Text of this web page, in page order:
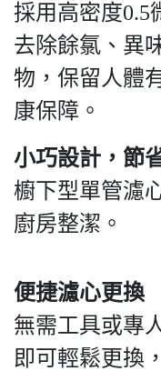
採用高密度0.5
去除餘氯、異
物，保留人體
康保障。
小巧設計，節
櫥下型單管濾
廚房整潔。
便捷濾心更換
無需工具或專
即可輕鬆更換